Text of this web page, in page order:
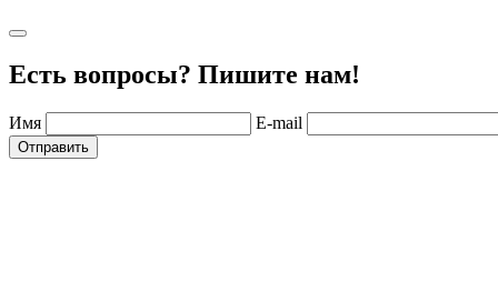
Есть вопросы? Пишите нам!
Имя E-mail